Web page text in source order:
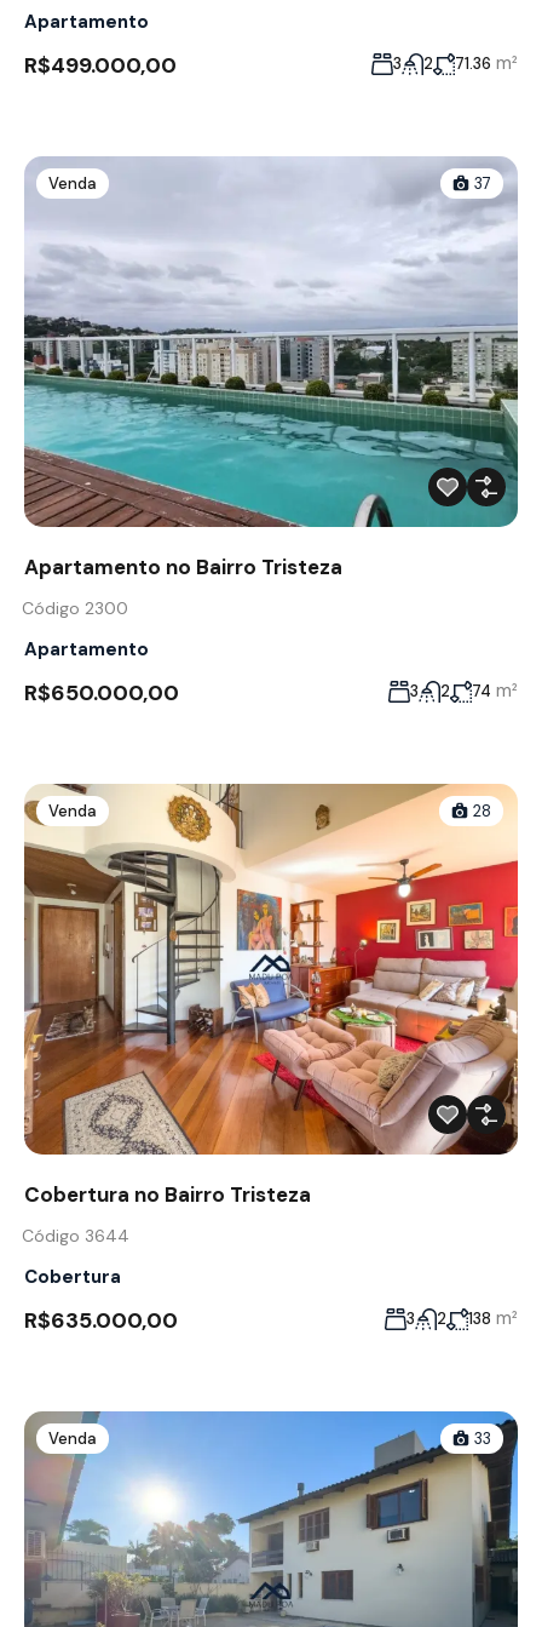
Apartamento
R$499.000,00 3 2 71.36 m²
Venda 37
Apartamento no Bairro Tristeza
Código 2300
Apartamento
R$650.000,00 3 2 74 m²
Venda 28
Cobertura no Bairro Tristeza
Código 3644
Cobertura
R$635.000,00 3 2 138 m²
Venda 33